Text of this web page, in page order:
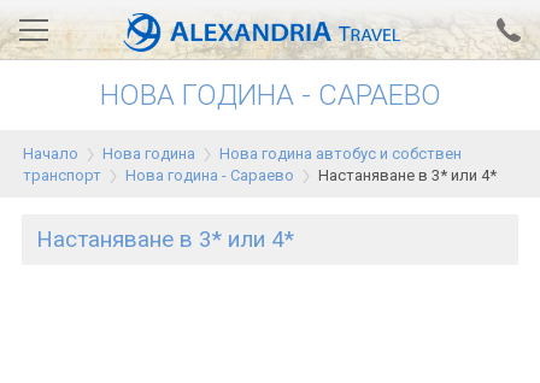
Вход за агенти Проверка на резервация
АЛЕКСАНДРИЯ хотели
НОВА ГОДИНА - САРАЕВО
Начало Нова година
Нова година автобус и собствен
транспорт
Нова година - Сараево Настаняване в 3* или 4*
Настаняване в 3* или 4*